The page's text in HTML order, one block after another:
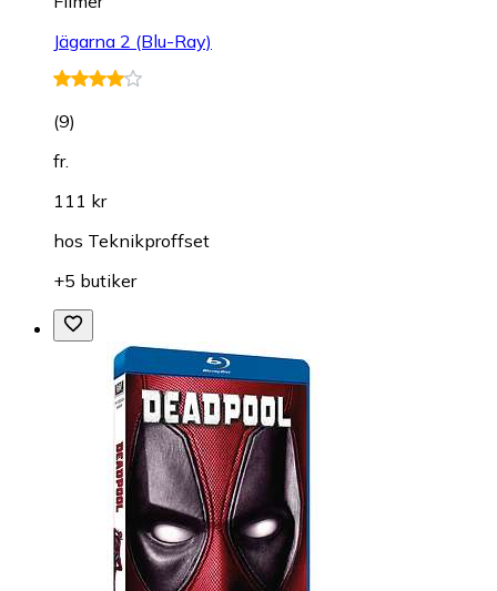
Jägarna 2 (Blu-Ray)
(9)
fr.
111 kr
hos Teknikproffset
+5 butiker